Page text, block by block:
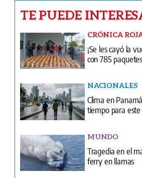
TE PUEDE
CRÓNICA
¡Se les cayó la
con 785
NACIONALES
Clima en
tiempo para
MUNDO
Tragedia en el
ferry en llamas